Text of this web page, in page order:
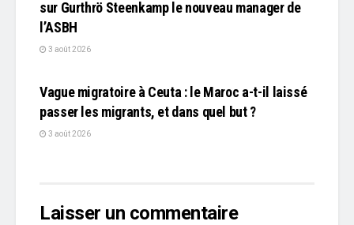
sur Gurthrö Steenkamp le nouveau manager de
l’ASBH
3 août 2026
Vague migratoire à Ceuta : le Maroc a-t-il laissé
passer les migrants, et dans quel but ?
3 août 2026
Laisser un commentaire